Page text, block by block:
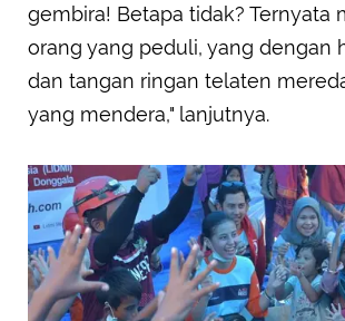
gembira! Betapa tidak? Ternyata
orang yang peduli, yang dengan
dan tangan ringan telaten
yang mendera," lanjutnya.